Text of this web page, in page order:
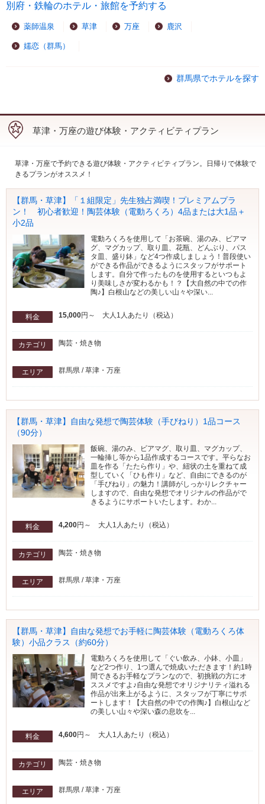
別府・鉄輪のホテル・旅館を予約する
薬師温泉 草津 万座 鹿沢
嬬恋（群馬）
群馬県でホテルを探す
草津・万座の遊び体験・アクティビティプラン
草津・万座で予約できる遊び体験・アクティビティプラン。日帰りで体験で
きるプランがオススメ！
【群馬・草津】「１組限定」先生独占満喫！プレミアムプラ
ン！ 初心者歓迎！陶芸体験（電動ろくろ）4品または大1品＋
小2品
電動ろくろを使用して「お茶碗、湯のみ、ビアマ
グ、マグカップ、取り皿、花瓶、どんぶり、パス
タ皿、盛り鉢」など4つ作成しましょう！普段使い
ができる作品ができるようにスタッフがサポート
します。自分で作ったものを使用するといつもよ
り美味しさが変わるかも！？【大自然の中での作
陶♪】白根山などの美しい山々や深い...
料金 15,000円～ 大人1人あたり（税込）
カテゴリ 陶芸・焼き物
エリア 群馬県 / 草津・万座
【群馬・草津】自由な発想で陶芸体験（手びねり）1品コース
（90分）
飯碗、湯のみ、ビアマグ、取り皿、マグカップ、
一輪挿し等から1品作成するコースです。平らなお
皿を作る「たたら作り」や、紐状の土を重ねて成
型していく「ひも作り」など、自由にできるのが
「手びねり」の魅力！講師がしっかりレクチャー
しますので、自由な発想でオリジナルの作品がで
きるようにサポートいたします。わか...
料金 4,200円～ 大人1人あたり（税込）
カテゴリ 陶芸・焼き物
エリア 群馬県 / 草津・万座
【群馬・草津】自由な発想でお手軽に陶芸体験（電動ろくろ体
験）小品クラス（約60分）
電動ろくろを使用して「ぐい飲み、小鉢、小皿」
など2つ作り、1つ選んで焼成いただきます！約1時
間できるお手軽なプランなので、初挑戦の方にオ
ススメですよ♪自由な発想でオリジナリティ溢れる
作品が出来上がるように、スタッフが丁寧にサポ
ートします！【大自然の中での作陶♪】白根山など
の美しい山々や深い森の息吹を...
料金 4,600円～ 大人1人あたり（税込）
カテゴリ 陶芸・焼き物
エリア 群馬県 / 草津・万座